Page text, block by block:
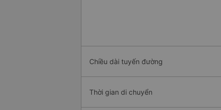
Chiều dài tuyến đường
Thời gian di chuyển